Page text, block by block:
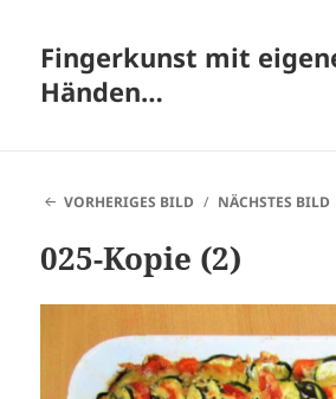
Fingerkunst mit
Händen…
VORHERIGES BILD NÄCHSTES BILD
025-Kopie (2)